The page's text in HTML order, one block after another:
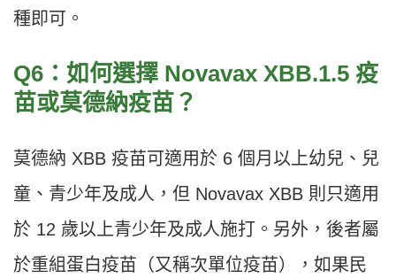
種即可。
Q6：如何選擇 Novavax XBB.1.5 疫
苗或莫德納疫苗？
莫德納 XBB 疫苗可適用於 6 個月以上幼兒、兒
童、青少年及成人，但 Novavax XBB 則只適用
於 12 歲以上青少年及成人施打。另外，後者屬
於重組蛋白疫苗（又稱次單位疫苗），如果民